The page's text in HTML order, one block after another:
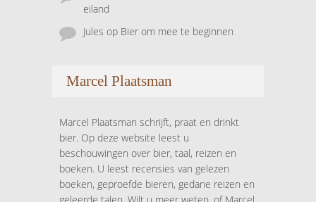
eiland
Jules op Bier om mee te beginnen
Marcel Plaatsman
Marcel Plaatsman schrijft, praat en drinkt
bier. Op deze website leest u
beschouwingen over bier, taal, reizen en
boeken. U leest recensies van gelezen
boeken, geproefde bieren, gedane reizen en